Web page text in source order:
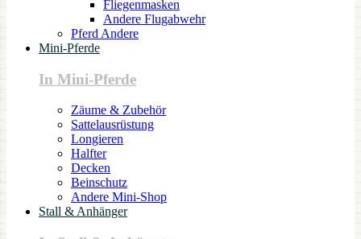
Fliegenmasken
Andere Flugabwehr
Pferd Andere
Mini-Pferde
In Mini-Pferde
Zäume & Zubehör
Sattelausrüstung
Longieren
Halfter
Decken
Beinschutz
Andere Mini-Shop
Stall & Anhänger